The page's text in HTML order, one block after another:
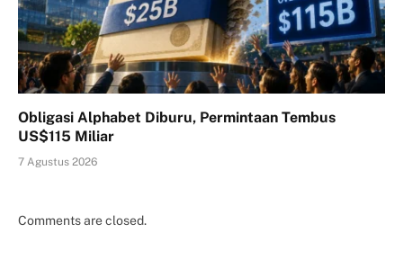
Obligasi Alphabet Diburu, Permintaan Tembus
US$115 Miliar
7 Agustus 2026
Comments are closed.